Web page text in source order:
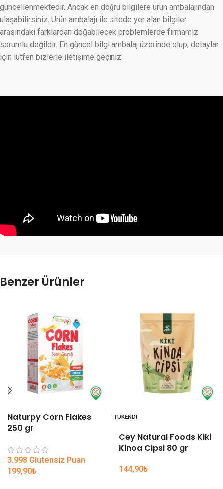
güncellenmektedir. Ancak en doğru bilgilere ürün ambalajından
ulaşabilirsiniz. Ürün ambalajı ile sitede yer alan bilgiler
arasındaki farklardan doğabilecek problemlerde firmamız
sorumlu değildir. En güncel bilgi ambalaj üzerinde olup, detaylar
için lütfen bizlerle iletişime geçiniz.
Benzer Ürünler
Naturpy Corn Flakes
250 gr
3.998 Glutensiz Puan
199,90₺
TÜKENDI
Cey Natural Foods Kiki
Kinoa Cipsi 80 gr
144,90₺